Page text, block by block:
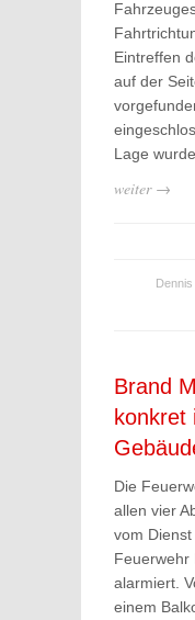
Eintreffen
auf der
Lage
weiter →
Brand
konkret
Die
allen vier
vom
Feuerwehr
alarmiert.
einem